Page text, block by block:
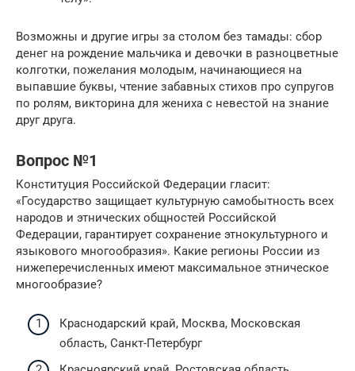
Возможны и другие игры за столом без тамады: сбор
денег на рождение мальчика и девочки в разноцветные
колготки, пожелания молодым, начинающиеся на
выпавшие буквы, чтение забавных стихов про супругов
по ролям, викторина для жениха с невестой на знание
друг друга.
Вопрос №1
Конституция Российской Федерации гласит:
«Государство защищает культурную самобытность всех
народов и этнических общностей Российской
Федерации, гарантирует сохранение этнокультурного и
языкового многообразия». Какие регионы России из
нижеперечисленных имеют максимальное этническое
многообразие?
Краснодарский край, Москва, Московская
область, Санкт-Петербург